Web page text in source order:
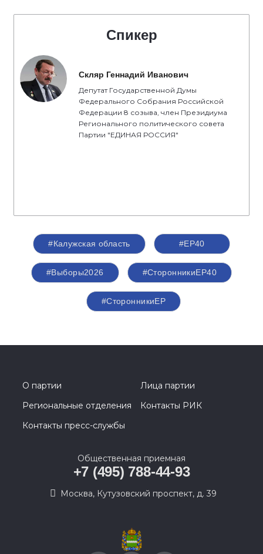
Спикер
Скляр Геннадий Иванович
Депутат Государственной Думы
Федерального Собрания Российской
Федерации 8 созыва, член Президиума
Регионального политического совета
Партии "ЕДИНАЯ РОССИЯ"
#Калужская область #ЕР40
#Выборы2026 #СторонникиЕР40
#СторонникиЕР
О партии
Лица партии
Региональные отделения
Контакты РИК
Контакты пресс-службы
Общественная приемная
+7 (495) 788-44-93
Москва, Кутузовский проспект, д. 39